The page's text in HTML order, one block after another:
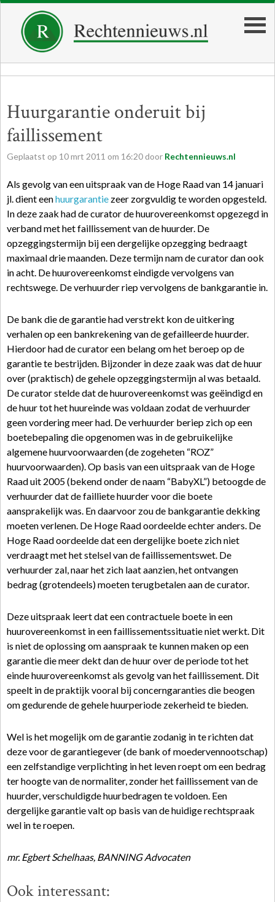
Huurgarantie onderuit bij
faillissement
Geplaatst op 10mrt 2011 om 16:20 door Rechtennieuws.nl
Als gevolg van een uitspraak van de Hoge Raad van 14 januari
jl. dient eenhuurgarantie zeer zorgvuldig te worden opgesteld.
In deze zaak had de curator de huurovereenkomst opgezegd in
verband met het faillissement van de huurder. De
opzeggingstermijn bij een dergelijke opzegging bedraagt
maximaal drie maanden. Deze termijn nam de curator dan ook
in acht. De huurovereenkomst eindigde vervolgens van
rechtswege. De verhuurder riep vervolgens de bankgarantie in.
De bank die de garantie had verstrekt kon de uitkering
verhalen op een bankrekening van de gefailleerde huurder.
Hierdoor had de curator een belang om het beroep op de
garantie te bestrijden. Bijzonder in deze zaak was dat de huur
over (praktisch) de gehele opzeggingstermijn al was betaald.
De curator stelde dat de huurovereenkomst was geëindigd en
de huur tot het huureinde was voldaan zodat de verhuurder
geen vordering meer had. De verhuurder beriep zich op een
boetebepaling die opgenomen was in de gebruikelijke
algemene huurvoorwaarden (de zogeheten “ROZ”
huurvoorwaarden). Op basis van een uitspraak van de Hoge
Raad uit 2005 (bekend onder de naam “BabyXL”) betoogde de
verhuurder dat de failliete huurder voor die boete
aansprakelijk was. En daarvoor zou de bankgarantie dekking
moeten verlenen. De Hoge Raad oordeelde echter anders. De
Hoge Raad oordeelde dat een dergelijke boete zich niet
verdraagt met het stelsel van de faillissementswet. De
verhuurder zal, naar het zich laat aanzien, het ontvangen
bedrag (grotendeels) moeten terugbetalen aan de curator.
Deze uitspraak leert dat een contractuele boete in een
huurovereenkomst in een faillissementssituatie niet werkt. Dit
is niet de oplossing om aanspraak te kunnen maken op een
garantie die meer dekt dan de huur over de periode tot het
einde huurovereenkomst als gevolg van het faillissement. Dit
speelt in de praktijk vooral bij concerngaranties die beogen
om gedurende de gehele huurperiode zekerheid te bieden.
Wel is het mogelijk om de garantie zodanig in te richten dat
deze voor de garantiegever (de bank of moedervennootschap)
een zelfstandige verplichting in het leven roept om een bedrag
ter hoogte van de normaliter, zonder het faillissement van de
huurder, verschuldigde huurbedragen te voldoen. Een
dergelijke garantie valt op basis van de huidige rechtspraak
wel in te roepen.
mr. Egbert Schelhaas, BANNING Advocaten
Ook interessant: